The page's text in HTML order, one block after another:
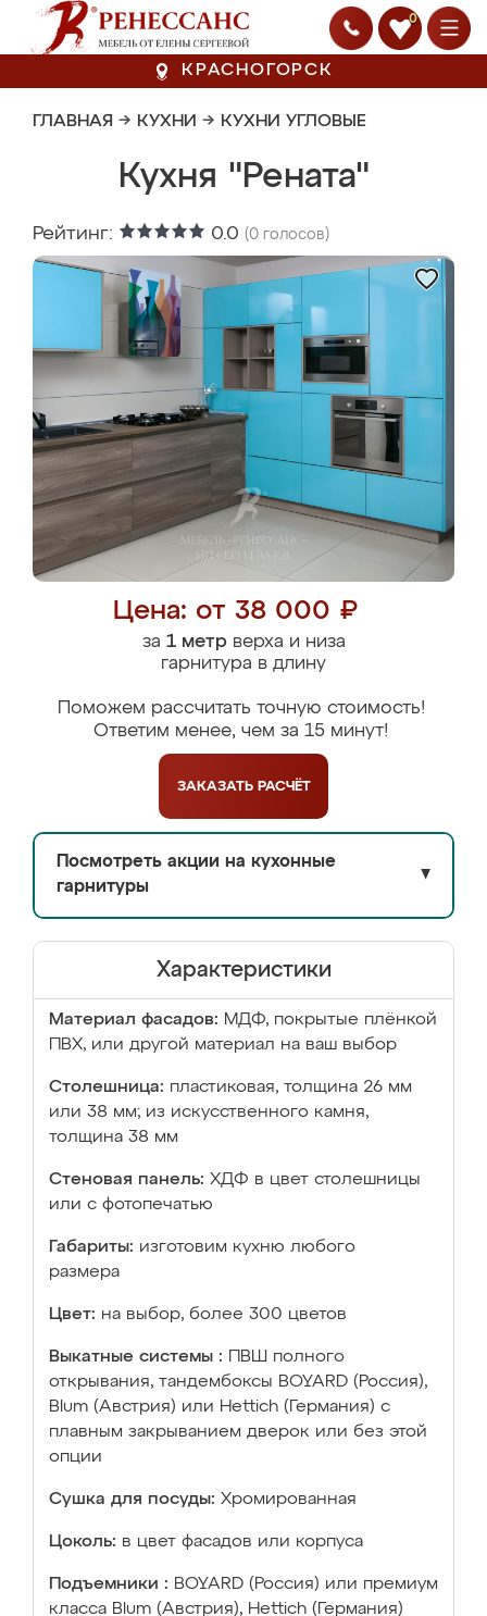
0
КРАСНОГОРСК
ГЛАВНАЯ → КУХНИ → КУХНИ УГЛОВЫЕ
Кухня "Рената"
Рейтинг: 0.0 (0 голосов)
Цена: от 38 000 ₽
за 1 метрверха и низа
гарнитура в длину
Поможем рассчитать точную стоимость!
Ответим менее, чем за 15 минут!
ЗАКАЗАТЬ РАСЧЁТ
Посмотреть акции на кухонные
гарнитуры
▼
Характеристики
Материал фасадов: МДФ, покрытые плёнкой
ПВХ, или другой материал на ваш выбор
Столешница: пластиковая, толщина 26 мм
или 38 мм; из искусственного камня,
толщина 38 мм
Стеновая панель: ХДФ в цвет столешницы
или с фотопечатью
Габариты: изготовим кухню любого
размера
Цвет: на выбор, более 300 цветов
Выкатные системы :
ПВШ полного
открывания, тандембоксы BOYARD (Россия),
Blum (Австрия) или Hettich (Германия) с
плавным закрыванием дверок или без этой
опции
Сушка для посуды: Хромированная
Цоколь: в цвет фасадов или корпуса
Подъемники : BOYARD (Россия) или премиум
класса Blum (Австрия), Hettich (Германия)